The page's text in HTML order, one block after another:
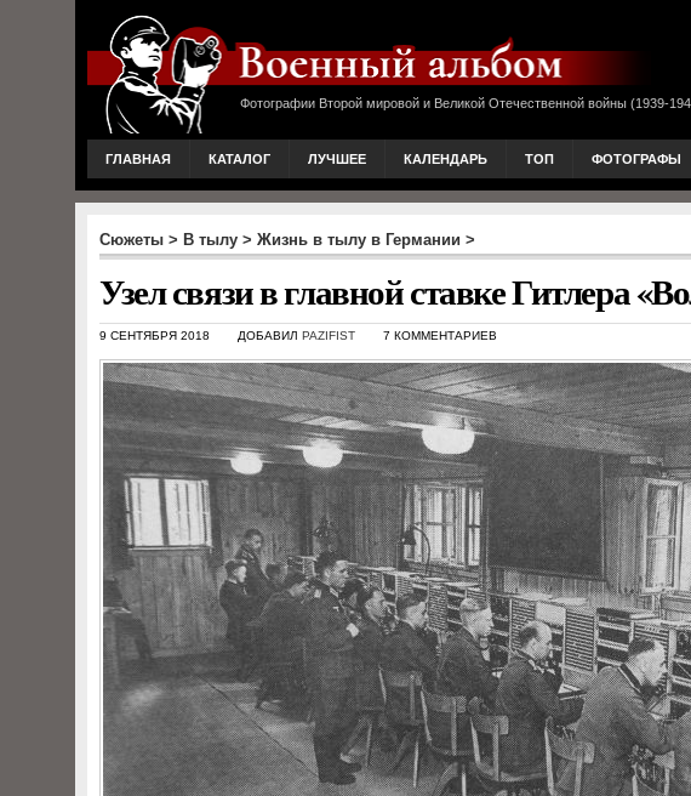
Фотографии Второй мировой и Великой Отечественной войны (1939-
ГЛАВНАЯ КАТАЛОГ ЛУЧШЕЕ КАЛЕНДАРЬ ТОП ФОТОГРАФЫ
Сюжеты > В тылу > Жизнь в тылу в Германии >
Узел связи в главной ставке Гитлера
9 СЕНТЯБРЯ 2018 ДОБАВИЛ PAZIFIST 7 КОММЕНТАРИЕВ